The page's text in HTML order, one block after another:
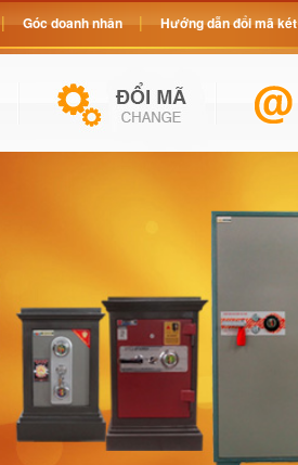
Góc doanh nhân Hướng dẫn đổi mã két